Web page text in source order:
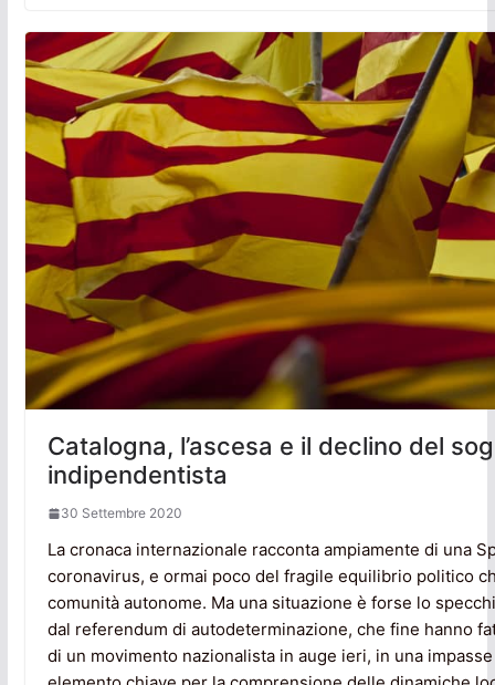
Catalogna, l’ascesa e il declino del
indipendentista
30 Settembre 2020
La cronaca internazionale racconta ampiamente di una
coronavirus, e ormai poco del fragile equilibrio politico
comunità autonome. Ma una situazione è forse lo
dal referendum di autodeterminazione, che fine hanno
di un movimento nazionalista in auge ieri, in una